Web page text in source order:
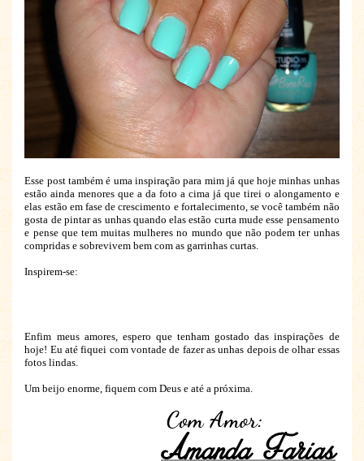
Esse post também é uma inspiração para mim já que hoje minhas unhas
estão ainda menores que a da foto a cima já que tirei o alongamento e
elas estão em fase de crescimento e fortalecimento, se você também não
gosta de pintar as unhas quando elas estão curta mude esse pensamento
e pense que tem muitas mulheres no mundo que não podem ter unhas
compridas e sobrevivem bem com as garrinhas curtas.
Inspirem-se:
Enfim meus amores, espero que tenham gostado das inspirações de
hoje! Eu até fiquei com vontade de fazer as unhas depois de olhar essas
fotos lindas.
Um beijo enorme, fiquem com Deus e até a próxima.